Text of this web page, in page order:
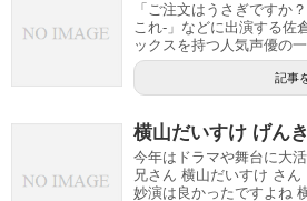
「ご注文はうさぎですか
これ-」などに出演する佐
ックスを持つ人気声優の
記事
横山だいすけ げん
今年はドラマや舞台に大
兄さん 横山だいすけ さ
妙演は良かったですよね